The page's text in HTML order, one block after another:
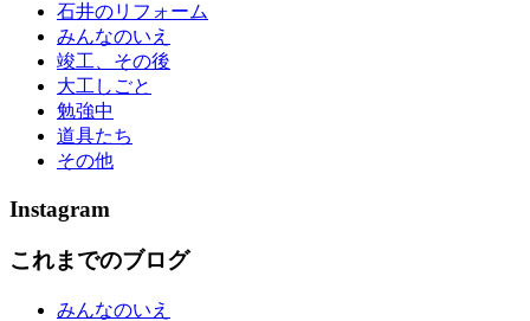
石井のリフォーム
みんなのいえ
竣工、その後
大工しごと
勉強中
道具たち
その他
Instagram
これまでのブログ
みんなのいえ